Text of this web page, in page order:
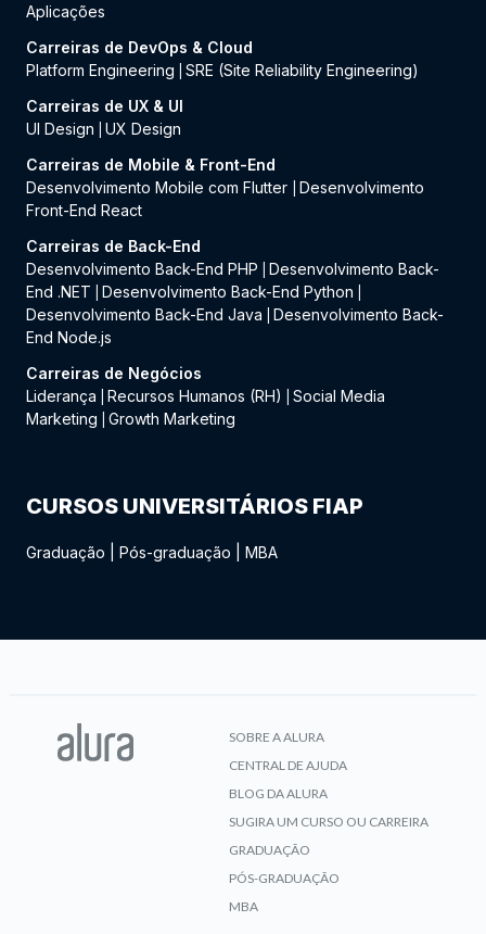
Aplicações
Carreiras de DevOps & Cloud
Platform Engineering
SRE (Site Reliability Engineering)
Carreiras de UX & UI
UI Design
UX Design
Carreiras de Mobile & Front-End
Desenvolvimento Mobile com Flutter
Desenvolvimento
Front-End React
Carreiras de Back-End
Desenvolvimento Back-End PHP
Desenvolvimento Back-
End .NET
Desenvolvimento Back-End Python
Desenvolvimento Back-End Java
Desenvolvimento Back-
End Node.js
Carreiras de Negócios
Liderança
Recursos Humanos (RH)
Social Media
Marketing
Growth Marketing
CURSOS UNIVERSITÁRIOS FIAP
Graduação Pós-graduação MBA
SOBRE A ALURA
CENTRAL DE AJUDA
BLOG DA ALURA
SUGIRA UM CURSO OU CARREIRA
GRADUAÇÃO
PÓS-GRADUAÇÃO
MBA